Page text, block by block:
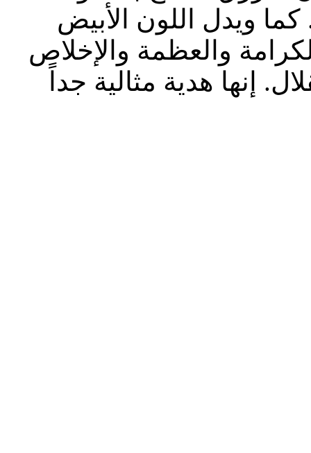
كما ويدل اللون الأبيض
والعظمة والإخلاص
إنها هدية مثالية جداً